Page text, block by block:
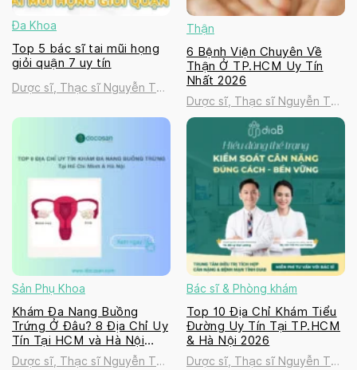
Đa Khoa
Top 5 bác sĩ tai mũi họng
giỏi quận 7 uy tín
Dược sĩ, Thạc sĩ Nguyễn Thị
Thận
6 Bệnh Viện Chuyên Về
Thận Ở TP.HCM Uy Tín
Nhất 2026
Dược sĩ, Thạc sĩ Nguyễn Thị
Thanh Tú
Sản Phụ Khoa
Khám Đa Nang Buồng
Trứng Ở Đâu? 8 Địa Chỉ Uy
Tín Tại HCM và Hà Nội
2026
Dược sĩ, Thạc sĩ Nguyễn Thị
Bác sĩ & Phòng khám
Top 10 Địa Chỉ Khám Tiểu
Đường Uy Tín Tại TP.HCM
& Hà Nội 2026
Dược sĩ, Thạc sĩ Nguyễn Thị